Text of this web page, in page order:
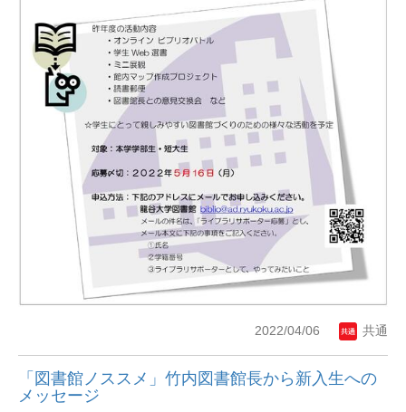
2022/04/06 共通
「図書館ノススメ」竹内図書館長から新入生への
メッセージ